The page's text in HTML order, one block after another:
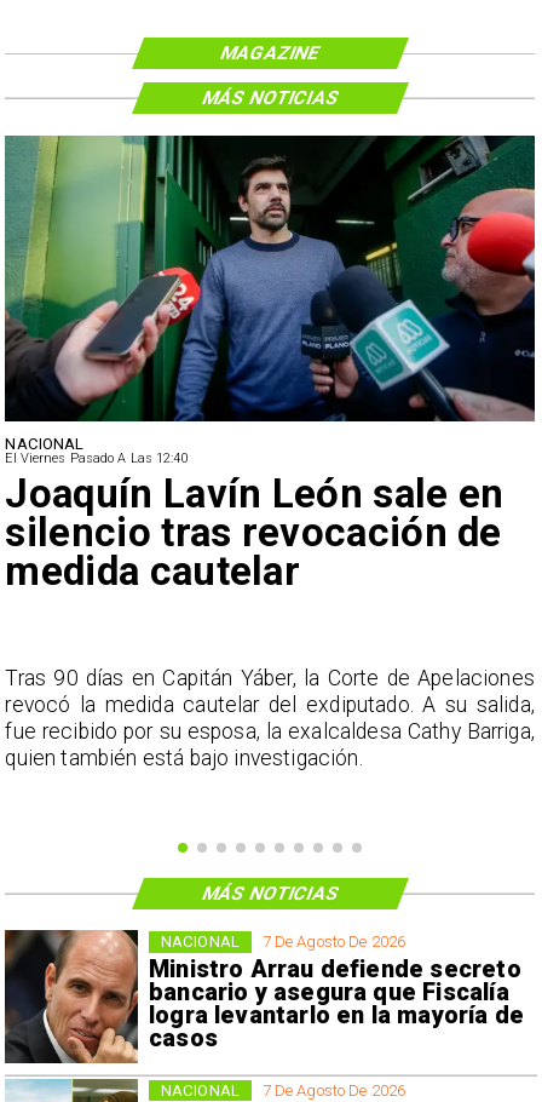
MAGAZINE
NACIONAL
El Viernes Pasado A Las 12:40
Joaquín Lavín León sale en
silencio tras revocación de
medida cautelar
Tras 90 días en Capitán Yáber, la Corte de Apelaciones
revocó la medida cautelar del exdiputado. A su salida,
fue recibido por su esposa, la exalcaldesa Cathy Barriga,
quien también está bajo investigación.
MÁS NOTICIAS
7 De Agosto De 2026
Ministro Arrau defiende secreto
bancario y asegura que Fiscalía
logra levantarlo en la mayoría de
casos
NACIONAL
7 De Agosto De 2026
NACIONAL
MÁS NOTICIAS